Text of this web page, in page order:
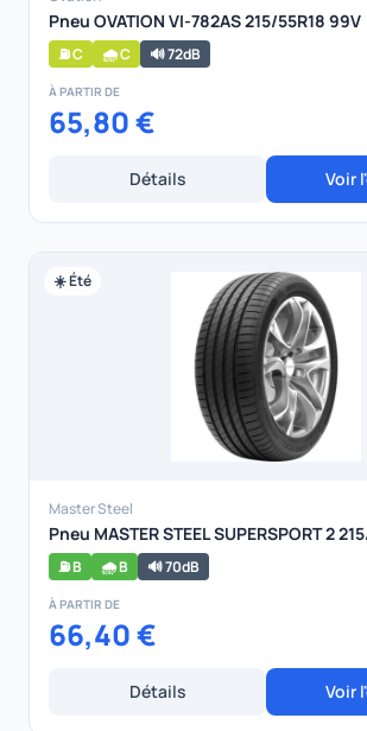
Pneu OVATION VI-782AS 215/55R18 99V
⛽ C 🌧️ C 🔊 72dB
À PARTIR DE
65,80 €
Détails Voir
☀️ Été
Master Steel
Pneu MASTER STEEL SUPERSPORT 2
⛽ B 🌧️ B 🔊 70dB
À PARTIR DE
66,40 €
Détails Voir